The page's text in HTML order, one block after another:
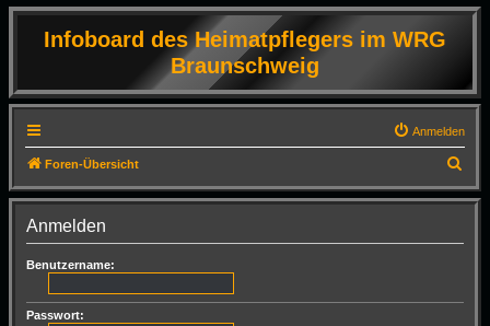
Infoboard des Heimatpflegers im WRG
Braunschweig
Anmelden
Foren-Übersicht
u
Anmelden
Benutzername:
Passwort: